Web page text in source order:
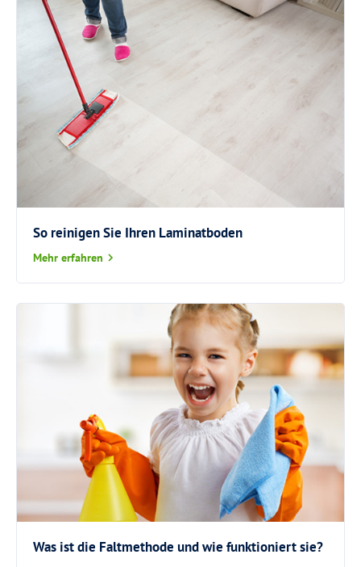
So reinigen Sie Ihren Laminatboden
Mehr erfahren
Was ist die Faltmethode und wie funktioniert sie?